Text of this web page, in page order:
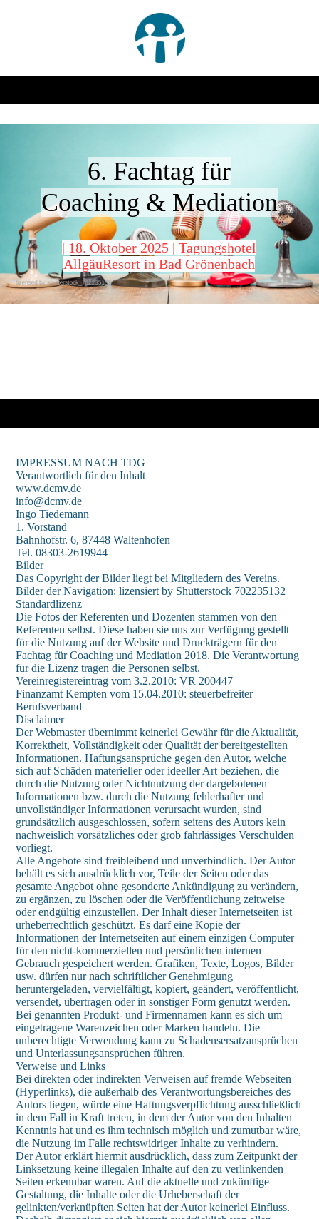
6. Fachtag für
Coaching & Mediation
| 18. Oktober 2025 | Tagungshotel
AllgäuResort in Bad Grönenbach
IMPRESSUM NACH TDG
Verantwortlich für den Inhalt
www.dcmv.de
info@dcmv.de
Ingo Tiedemann
1. Vorstand
Bahnhofstr. 6, 87448 Waltenhofen
Tel. 08303-2619944
Bilder
Das Copyright der Bilder liegt bei Mitgliedern des Vereins.
Bilder der Navigation: lizensiert by Shutterstock 702235132
Standardlizenz
Die Fotos der Referenten und Dozenten stammen von den
Referenten selbst. Diese haben sie uns zur Verfügung gestellt
für die Nutzung auf der Website und Druckträgern für den
Fachtag für Coaching und Mediation 2018. Die Verantwortung
für die Lizenz tragen die Personen selbst.
Vereinregistereintrag vom 3.2.2010: VR 200447
Finanzamt Kempten vom 15.04.2010: steuerbefreiter
Berufsverband
Disclaimer
Der Webmaster übernimmt keinerlei Gewähr für die Aktualität,
Korrektheit, Vollständigkeit oder Qualität der bereitgestellten
Informationen. Haftungsansprüche gegen den Autor, welche
sich auf Schäden materieller oder ideeller Art beziehen, die
durch die Nutzung oder Nichtnutzung der dargebotenen
Informationen bzw. durch die Nutzung fehlerhafter und
unvollständiger Informationen verursacht wurden, sind
grundsätzlich ausgeschlossen, sofern seitens des Autors kein
nachweislich vorsätzliches oder grob fahrlässiges Verschulden
vorliegt.
Alle Angebote sind freibleibend und unverbindlich. Der Autor
behält es sich ausdrücklich vor, Teile der Seiten oder das
gesamte Angebot ohne gesonderte Ankündigung zu verändern,
zu ergänzen, zu löschen oder die Veröffentlichung zeitweise
oder endgültig einzustellen. Der Inhalt dieser Internetseiten ist
urheberrechtlich geschützt. Es darf eine Kopie der
Informationen der Internetseiten auf einem einzigen Computer
für den nicht-kommerziellen und persönlichen internen
Gebrauch gespeichert werden. Grafiken, Texte, Logos, Bilder
usw. dürfen nur nach schriftlicher Genehmigung
heruntergeladen, vervielfältigt, kopiert, geändert, veröffentlicht,
versendet, übertragen oder in sonstiger Form genutzt werden.
Bei genannten Produkt- und Firmennamen kann es sich um
eingetragene Warenzeichen oder Marken handeln. Die
unberechtigte Verwendung kann zu Schadensersatzansprüchen
und Unterlassungsansprüchen führen.
Verweise und Links
Bei direkten oder indirekten Verweisen auf fremde Webseiten
(Hyperlinks), die außerhalb des Verantwortungsbereiches des
Autors liegen, würde eine Haftungsverpflichtung ausschließlich
in dem Fall in Kraft treten, in dem der Autor von den Inhalten
Kenntnis hat und es ihm technisch möglich und zumutbar wäre,
die Nutzung im Falle rechtswidriger Inhalte zu verhindern.
Der Autor erklärt hiermit ausdrücklich, dass zum Zeitpunkt der
Linksetzung keine illegalen Inhalte auf den zu verlinkenden
Seiten erkennbar waren. Auf die aktuelle und zukünftige
Gestaltung, die Inhalte oder die Urheberschaft der
gelinkten/verknüpften Seiten hat der Autor keinerlei Einfluss.